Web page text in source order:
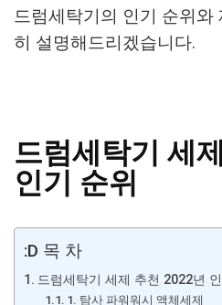
드럼세탁기의 인기 순위와
히 설명해드리겠습니다.
드럼세탁기 세
인기 순위
:D 목 차
드럼세탁기 세제 추천 2022년
1. 탐사 파워워시 액체세제